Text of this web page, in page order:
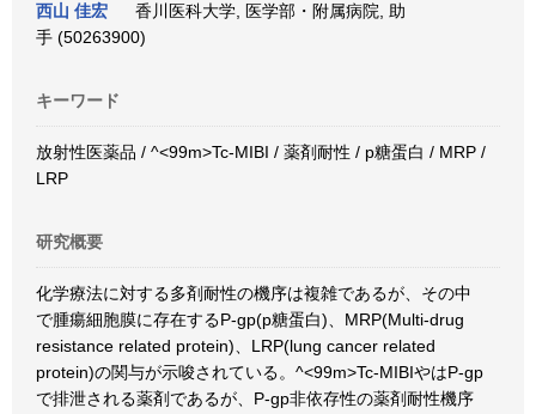
西山 佳宏
香川医科大学, 医学部・附属病院, 助
手 (50263900)
キーワード
放射性医薬品 / ^<99m>Tc-MIBI / 薬剤耐性 / p糖蛋白 / MRP /
LRP
研究概要
化学療法に対する多剤耐性の機序は複雑であるが、その中
で腫瘍細胞膜に存在するP-gp(p糖蛋白)、MRP(Multi-drug
resistance related protein)、LRP(lung cancer related
protein)の関与が示唆されている。^<99m>Tc-MIBIやはP-gp
で排泄される薬剤であるが、P-gp非依存性の薬剤耐性機序